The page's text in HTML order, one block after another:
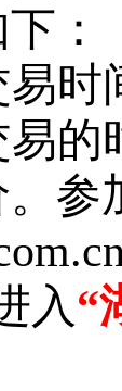
：
易时
的
。参
入“